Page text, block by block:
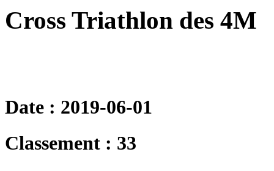
Cross Triathlon des 4M
Date : 2019-06-01
Classement : 33